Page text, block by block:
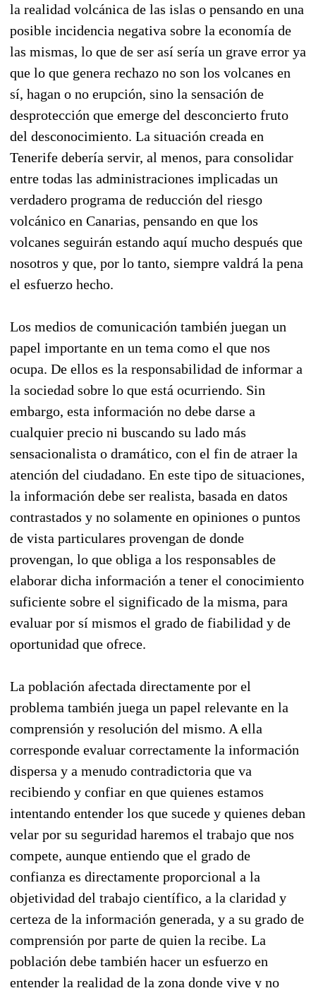
la realidad volcánica de las islas o pensando en una
posible incidencia negativa sobre la economía de
las mismas, lo que de ser así sería un grave error ya
que lo que genera rechazo no son los volcanes en
sí, hagan o no erupción, sino la sensación de
desprotección que emerge del desconcierto fruto
del desconocimiento. La situación creada en
Tenerife debería servir, al menos, para consolidar
entre todas las administraciones implicadas un
verdadero programa de reducción del riesgo
volcánico en Canarias, pensando en que los
volcanes seguirán estando aquí mucho después que
nosotros y que, por lo tanto, siempre valdrá la pena
el esfuerzo hecho.
Los medios de comunicación también juegan un
papel importante en un tema como el que nos
ocupa. De ellos es la responsabilidad de informar a
la sociedad sobre lo que está ocurriendo. Sin
embargo, esta información no debe darse a
cualquier precio ni buscando su lado más
sensacionalista o dramático, con el fin de atraer la
atención del ciudadano. En este tipo de situaciones,
la información debe ser realista, basada en datos
contrastados y no solamente en opiniones o puntos
de vista particulares provengan de donde
provengan, lo que obliga a los responsables de
elaborar dicha información a tener el conocimiento
suficiente sobre el significado de la misma, para
evaluar por sí mismos el grado de fiabilidad y de
oportunidad que ofrece.
La población afectada directamente por el
problema también juega un papel relevante en la
comprensión y resolución del mismo. A ella
corresponde evaluar correctamente la información
dispersa y a menudo contradictoria que va
recibiendo y confiar en que quienes estamos
intentando entender los que sucede y quienes deban
velar por su seguridad haremos el trabajo que nos
compete, aunque entiendo que el grado de
confianza es directamente proporcional a la
objetividad del trabajo científico, a la claridad y
certeza de la información generada, y a su grado de
comprensión por parte de quien la recibe. La
población debe también hacer un esfuerzo en
entender la realidad de la zona donde vive y no